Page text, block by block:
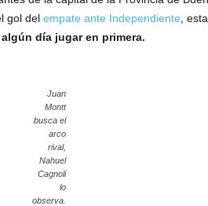
gol del empate ante Independiente ,
algún día jugar en primera.
Juan
Montt
busca el
arco
rival,
Nahuel
Cagnoli
lo
observa.